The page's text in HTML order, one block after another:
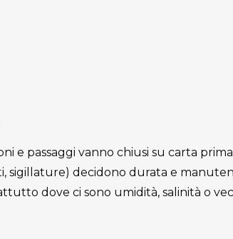
e passaggi vanno chiusi su carta
sigillature) decidono durata e
dove ci sono umidità, salinità o